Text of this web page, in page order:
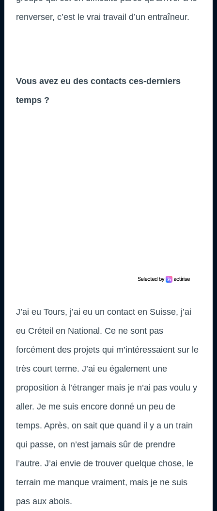
renverser, c’est le vrai travail d’un entraîneur.
Vous avez eu des contacts ces-derniers
temps ?
J’ai eu Tours, j’ai eu un contact en Suisse, j’ai
eu Créteil en National. Ce ne sont pas
forcément des projets qui m’intéressaient sur le
très court terme. J’ai eu également une
proposition à l’étranger mais je n’ai pas voulu y
aller. Je me suis encore donné un peu de
temps. Après, on sait que quand il y a un train
qui passe, on n’est jamais sûr de prendre
l’autre. J’ai envie de trouver quelque chose, le
terrain me manque vraiment, mais je ne suis
pas aux abois.